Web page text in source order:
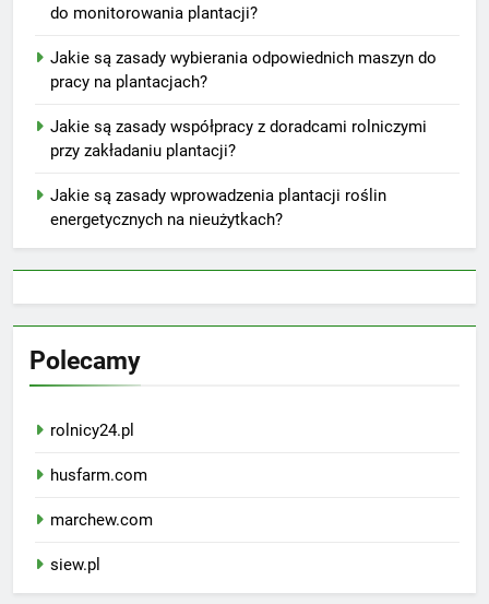
do monitorowania plantacji?
Jakie są zasady wybierania odpowiednich maszyn do
pracy na plantacjach?
Jakie są zasady współpracy z doradcami rolniczymi
przy zakładaniu plantacji?
Jakie są zasady wprowadzenia plantacji roślin
energetycznych na nieużytkach?
Polecamy
rolnicy24.pl
husfarm.com
marchew.com
siew.pl